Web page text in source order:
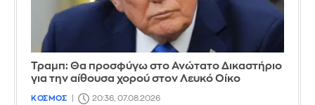
Τραμπ: Θα προσφύγω στο Ανώτατο Δικαστήριο
για την αίθουσα χορού στον Λευκό Οίκο
ΚΟΣΜΟΣ 20:36, 07.08.2026